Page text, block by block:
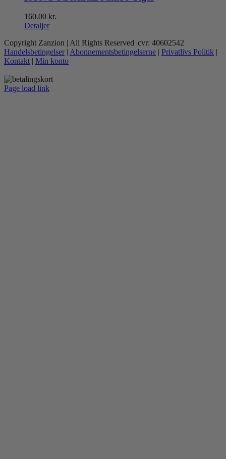
160.00 kr.
Detaljer
Copyright Zanzion | All Rights Reserved |cvr: 40602542
Handelsbetingelser | Abonnementsbetingelserne | Privatlivs Politik |
Kontakt | Min konto
Page load link